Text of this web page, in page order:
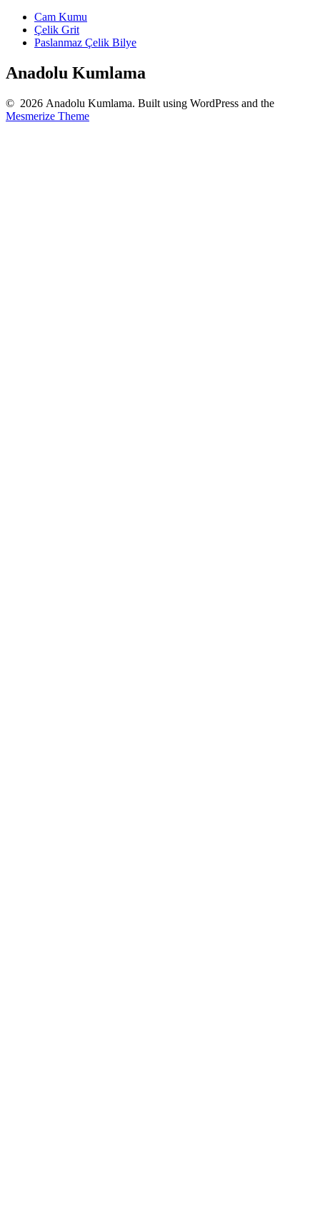
Cam Kumu
Çelik Grit
Paslanmaz Çelik Bilye
Anadolu Kumlama
© 2026 Anadolu Kumlama. Built using WordPress and the
Mesmerize Theme